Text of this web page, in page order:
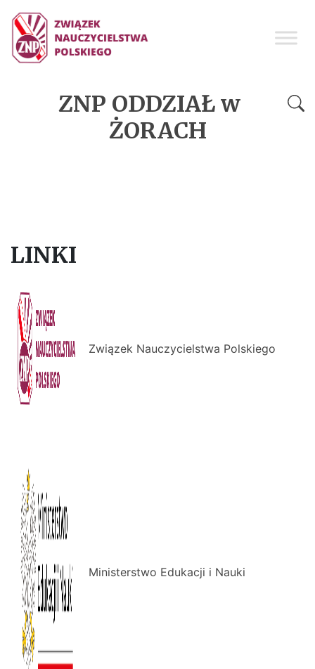
ZNP ODDZIAŁ w
ŻORACH
LINKI
Związek Nauczycielstwa Polskiego
Ministerstwo Edukacji i Nauki